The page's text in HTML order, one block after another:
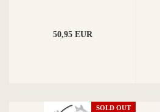
50,95 EUR
SOLD OUT